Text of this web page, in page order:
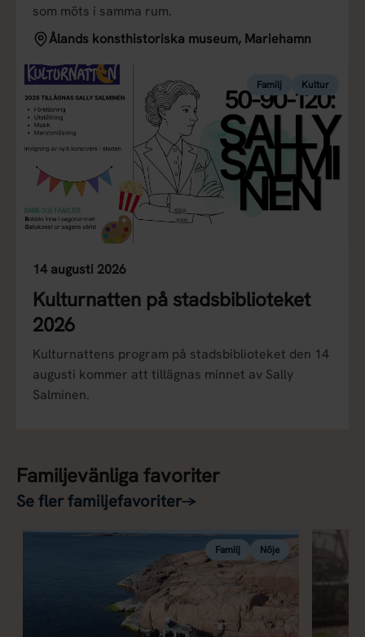
som möts i samma rum.
Ålands konsthistoriska museum, Mariehamn
Familj Kultur
14 augusti 2026
Kulturnatten på stadsbiblioteket
2026
Kulturnattens program på stadsbiblioteket den 14
augusti kommer att tillägnas minnet av Sally
Salminen.
Familjevänliga favoriter
Se fler familjefavoriter→
Familj Nöje